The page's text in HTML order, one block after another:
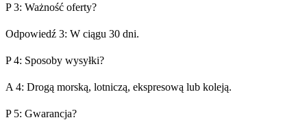
P 3: Ważność oferty?
Odpowiedź 3: W ciągu 30 dni.
P 4: Sposoby wysyłki?
A 4: Drogą morską, lotniczą, ekspresową lub koleją.
P 5: Gwarancja?